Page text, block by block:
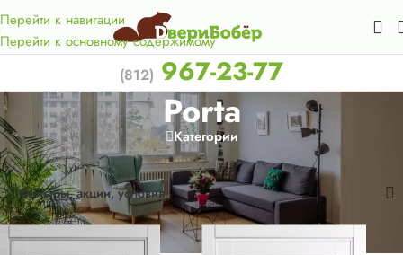
Перейти к навигации
Перейти к основному содержимому
км. от КАД.
(812) 967-23-77
Porta
Категории
Главная/Товар Серия/Porta Показаны все (4)
Фильтры, акции, условия